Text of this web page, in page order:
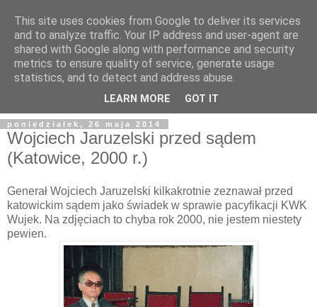
poniedziałek, 26 maja 2014
Wojciech Jaruzelski przed sądem
(Katowice, 2000 r.)
Generał Wojciech Jaruzelski kilkakrotnie zeznawał przed
katowickim sądem jako świadek w sprawie pacyfikacji KWK
Wujek. Na zdjęciach to chyba rok 2000, nie jestem niestety
pewien.
This site uses cookies from Google to deliver its services
and to analyze traffic. Your IP address and user-agent are
shared with Google along with performance and security
metrics to ensure quality of service, generate usage
statistics, and to detect and address abuse.
LEARN MORE GOT IT